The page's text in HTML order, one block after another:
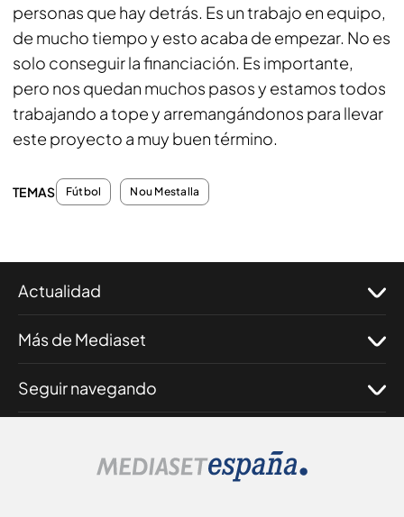
personas que hay detrás. Es un trabajo en equipo,
de mucho tiempo y esto acaba de empezar. No es
solo conseguir la financiación. Es importante,
pero nos quedan muchos pasos y estamos todos
trabajando a tope y arremangándonos para llevar
este proyecto a muy buen término.
TEMAS Fútbol Nou Mestalla
Actualidad
Más de Mediaset
Seguir navegando